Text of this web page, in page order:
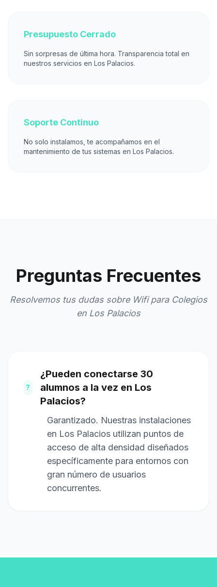
Presupuesto Cerrado
Sin sorpresas de última hora. Transparencia total en
nuestros servicios en Los Palacios.
Soporte Continuo
No solo instalamos, te acompañamos en el
mantenimiento de tus sistemas en Los Palacios.
Preguntas Frecuentes
Resolvemos tus dudas sobre Wifi para Colegios
en Los Palacios
?
¿Pueden conectarse 30
alumnos a la vez en Los
Palacios?
Garantizado. Nuestras instalaciones
en Los Palacios utilizan puntos de
acceso de alta densidad diseñados
específicamente para entornos con
gran número de usuarios
concurrentes.